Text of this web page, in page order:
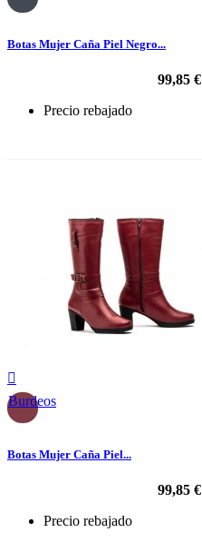
Botas Mujer Caña Piel Negro...
99,85 €
Precio rebajado

Burdeos
Botas Mujer Caña Piel...
99,85 €
Precio rebajado